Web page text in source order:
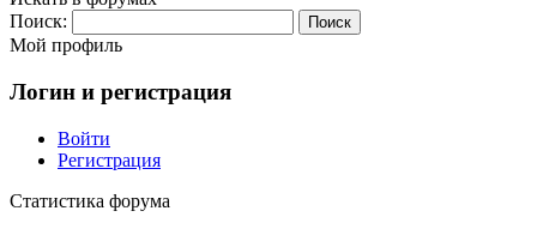
Поиск:
Мой профиль
Логин и регистрация
Войти
Регистрация
Статистика форума